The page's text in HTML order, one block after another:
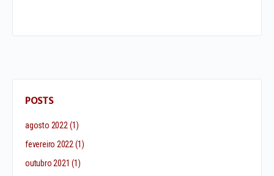
POSTS
agosto 2022(1)
fevereiro 2022(1)
outubro 2021 (1)